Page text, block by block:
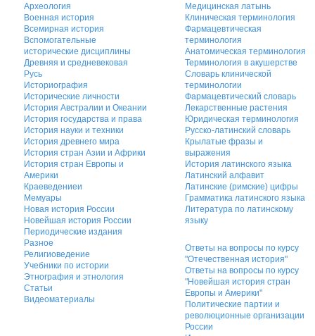
Археология
Военная история
Всемирная история
Вспомогательные
исторические дисциплины
Древняя и средневековая
Русь
Историография
Исторические личности
История Австралии и Океании
История государства и права
История науки и техники
История древнего мира
История стран Азии и Африки
История стран Европы и
Америки
Краеведениеи
Мемуары
Новая история России
Новейшая история России
Периодические издания
Разное
Религиоведение
Учебники по истории
Этнография и этнология
Статьи
Видеоматериалы
Медицинская латынь
Клиническая терминология
Фармацевтическая
терминология
Анатомическая терминология
Терминология в акушерстве
Словарь клинической
терминологии
Фармацевтический словарь
Лекарственные растения
Юридическая терминология
Русско-латинский словарь
Крылатые фразы и
выражения
История латинского языка
Латинский алфавит
Латинские (римские) цифры
Грамматика латинского языка
Литература по латинскому
языку
Ответы на вопросы по курсу
"Отечественная история"
Ответы на вопросы по курсу
"Новейшая история стран
Европы и Америки"
Политические партии и
революционные организации
России